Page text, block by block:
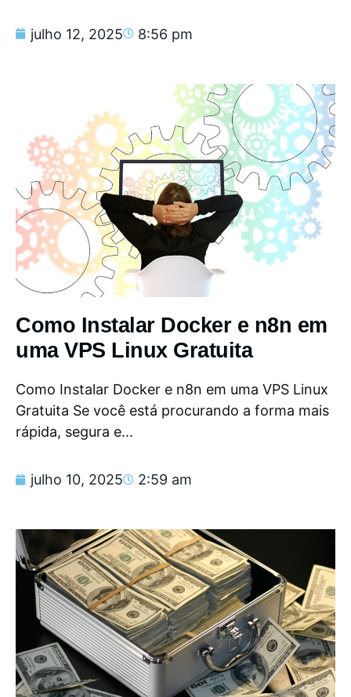
julho 12, 2025 8:56 pm
Como Instalar Docker e n8n em
uma VPS Linux Gratuita
Como Instalar Docker e n8n em uma VPS Linux
Gratuita Se você está procurando a forma mais
rápida, segura e...
julho 10, 2025 2:59 am